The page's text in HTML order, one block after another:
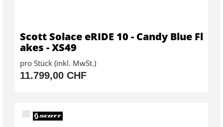
Scott Solace eRIDE 10 - Candy Blue Fl
akes - XS49
pro Stück (inkl. MwSt.)
11.799,00 CHF